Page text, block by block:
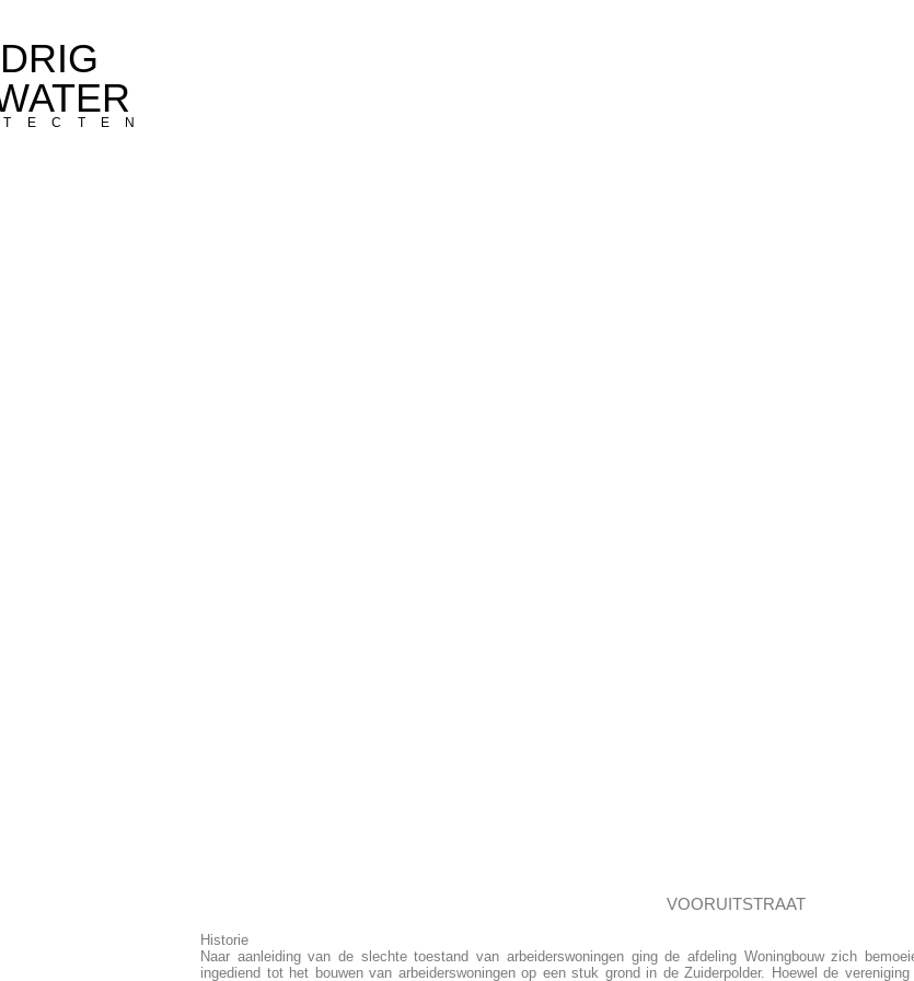
VOORUITSTRAAT
Historie
Naar aanleiding van de slechte toestand van arbeiderswoningen ging de afdeling Woningbouw zich
ingediend tot het bouwen van arbeiderswoningen op een stuk grond in de Zuiderpolder. Hoewel de